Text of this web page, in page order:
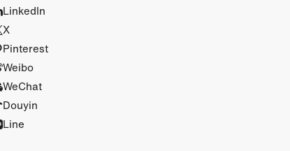
LinkedIn
X
Pinterest
Weibo
WeChat
Douyin
Line